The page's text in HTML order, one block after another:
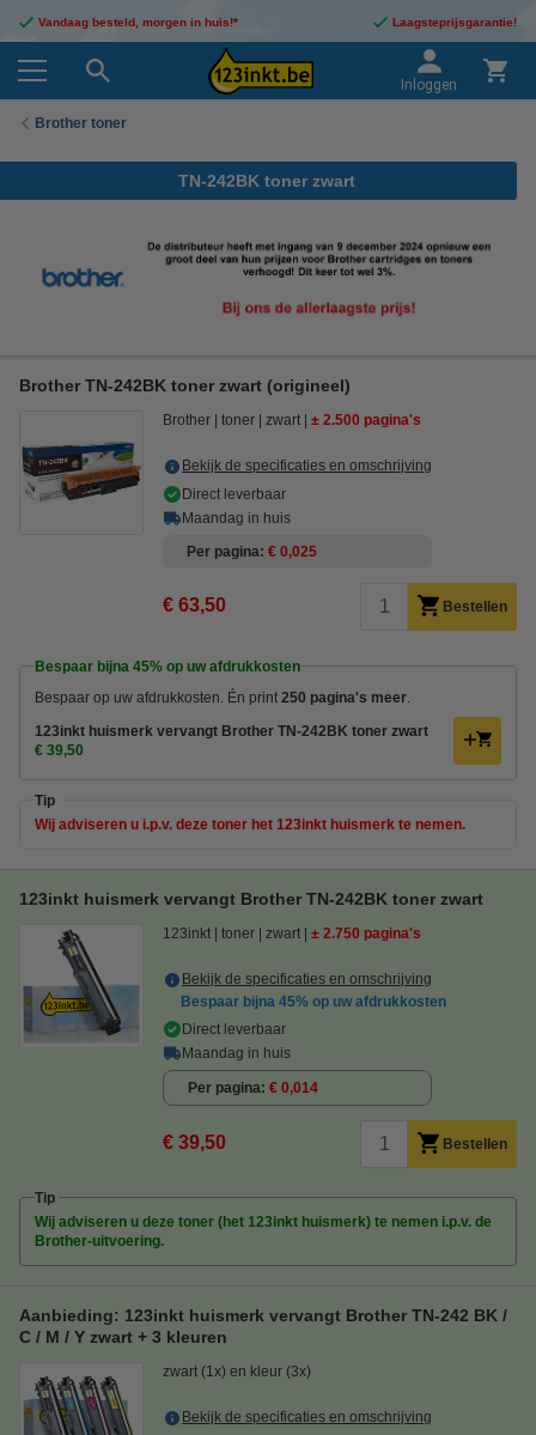
Vandaag besteld, morgen in huis!* Laagsteprijsgarantie!
Inloggen
Brother toner
TN-242BK toner zwart
Brother TN-242BK toner zwart (origineel)
Brother toner zwart ± 2.500 pagina's
Bekijk de specificaties en omschrijving
Direct leverbaar
Maandag in huis
Per pagina € 0,025
€ 63,50 Bestellen
Bespaar bijna 45% op uw afdrukkosten
Bespaar op uw afdrukkosten. Én print 250 pagina's meer
123inkt huismerk vervangt Brother TN-242BK toner zwart
€ 39,50
Tip
Wij adviseren u i.p.v. deze toner het 123inkt huismerk te nemen.
123inkt huismerk vervangt Brother TN-242BK toner zwart
123inkt toner zwart ± 2.750 pagina's
Bekijk de specificaties en omschrijving
Bespaar bijna 45% op uw afdrukkosten
Direct leverbaar
Maandag in huis
Per pagina € 0,014
€ 39,50 Bestellen
Tip
Wij adviseren u deze toner (het 123inkt huismerk) te nemen i.p.v. de
Brother-uitvoering.
Aanbieding: 123inkt huismerk vervangt Brother TN-242 BK /
C / M / Y zwart + 3 kleuren
zwart (1x) en kleur (3x)
Bekijk de specificaties en omschrijving